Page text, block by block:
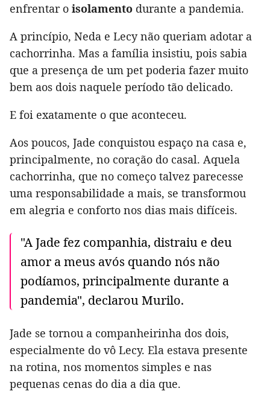
enfrentar o isolamento durante a pandemia.
A princípio, Neda e Lecy não queriam adotar a
cachorrinha. Mas a família insistiu, pois sabia
que a presença de um pet poderia fazer muito
bem aos dois naquele período tão delicado.
E foi exatamente o que aconteceu.
Aos poucos, Jade conquistou espaço na casa e,
principalmente, no coração do casal. Aquela
cachorrinha, que no começo talvez parecesse
uma responsabilidade a mais, se transformou
em alegria e conforto nos dias mais difíceis.
"A Jade fez companhia, distraiu e deu
amor a meus avós quando nós não
podíamos, principalmente durante a
pandemia", declarou Murilo.
Jade se tornou a companheirinha dos dois,
especialmente do vô Lecy. Ela estava presente
na rotina, nos momentos simples e nas
pequenas cenas do dia a dia que.